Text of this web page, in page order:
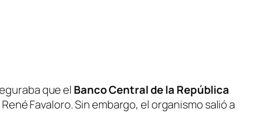
que el Banco Central de la República
Favaloro. Sin embargo, el organismo salió a